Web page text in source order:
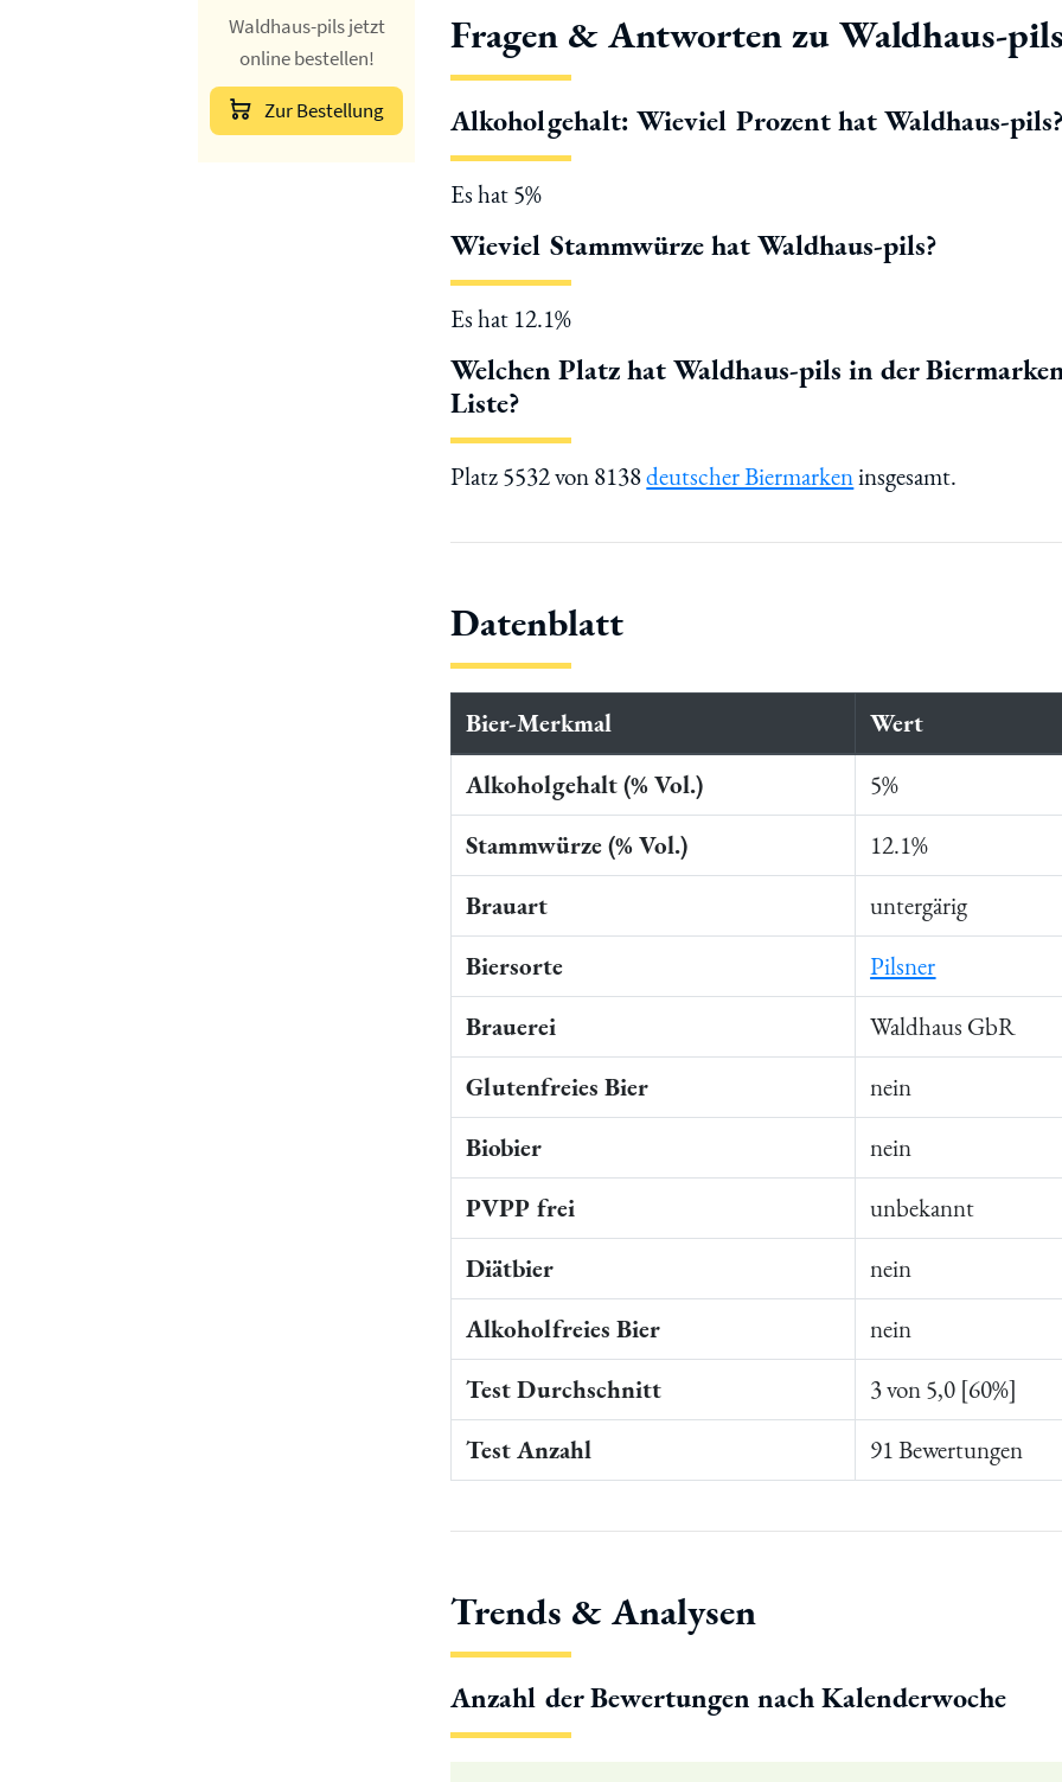
Waldhaus-pils jetzt
online bestellen!
Zur Bestellung
Fragen & Antworten zu Waldhaus-
Alkoholgehalt: Wieviel Prozent hat Waldhaus-
Es hat 5%
Wieviel Stammwürze hat Waldhaus-pils?
Es hat 12.1%
Welchen Platz hat Waldhaus-pils in der
Liste?
Platz 5532 von 8138deutscher Biermarkeninsgesamt.
Datenblatt
Bier-Merkmal
Wert
Alkoholgehalt (% Vol.)
5%
Stammwürze (% Vol.)
12.1%
Brauart
untergärig
Biersorte
Pilsner
Brauerei
Waldhaus GbR
Glutenfreies Bier
nein
Biobier
nein
PVPP frei
unbekannt
Diätbier
nein
Alkoholfreies Bier
nein
Test Durchschnitt
3 von 5,0 [60%]
Test Anzahl
91 Bewertungen
Trends & Analysen
Anzahl der Bewertungen nach Kalenderwoche